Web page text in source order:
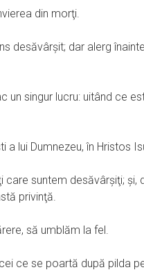
din morţi.
desăvârşit; dar alerg
un singur lucru: uitând ce
a lui Dumnezeu, în Hristos
suntem desăvârşiţi; şi,
privinţă.
să umblăm la fel.
ce se poartă după pilda